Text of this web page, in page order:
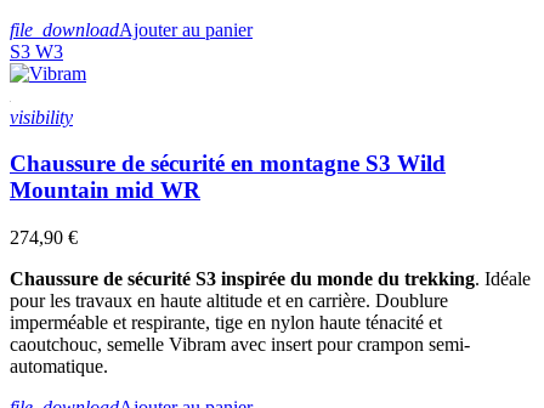
file_downloadAjouter au panier
S3 W3
visibility
Chaussure de sécurité en montagne S3 Wild
Mountain mid WR
274,90 €
Chaussure de sécurité S3 inspirée du monde du trekking. Idéale
pour les travaux en haute altitude et en carrière. Doublure
imperméable et respirante, tige en nylon haute ténacité et
caoutchouc, semelle Vibram avec insert pour crampon semi-
automatique.